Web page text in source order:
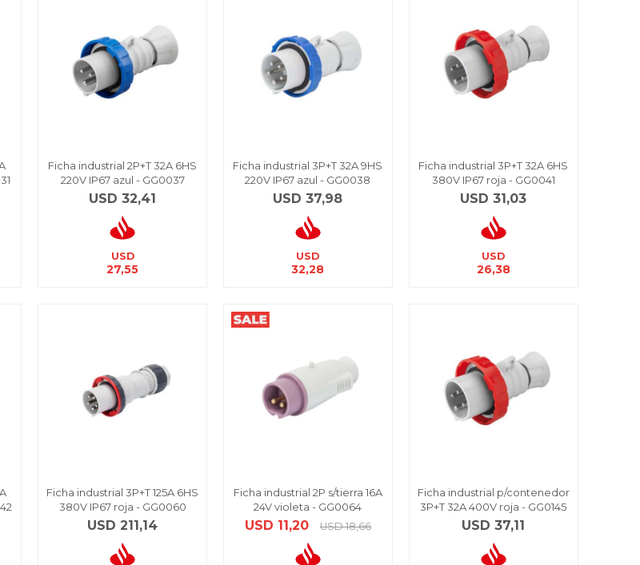
Ficha industrial 2P+T 32A 6HS
220V IP67 azul - GG0037
USD 32,41
USD
27,55
Ficha industrial 3P+T 32A 9HS
220V IP67 azul - GG0038
USD 37,98
USD
32,28
Ficha industrial 3P+T 32A 6HS
380V IP67 roja - GG0041
USD 31,03
USD
26,38
Ficha industrial 3P+T 125A 6HS
380V IP67 roja - GG0060
USD 211,14
Ficha industrial 2P s/tierra 16A
24V violeta - GG0064
USD 11,20 USD 18,66
Ficha industrial p/contenedor
3P+T 32A 400V roja - GG0145
USD 37,11